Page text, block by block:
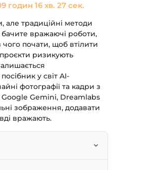
годин 16 хв. 27 сек.
але традиційні методи
вражаючі роботи,
почати, щоб втілити
проєкти ризикують
у світ AI-
фотографії та кадри з
Google Gemini, Dreamlabs
зображення, додавати
вражають.